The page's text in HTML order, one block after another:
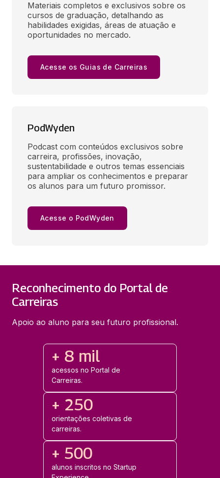
Materiais completos e exclusivos sobre os
cursos de graduação, detalhando as
habilidades exigidas, áreas de atuação e
oportunidades no mercado.
Acesse os Guias de Carreiras
PodWyden
Podcast com conteúdos exclusivos sobre
carreira, profissões, inovação,
sustentabilidade e outros temas essenciais
para ampliar os conhecimentos e preparar
os alunos para um futuro promissor.
Acesse o PodWyden
Reconhecimento do Portal de
Carreiras
Apoio ao aluno para seu futuro profissional.
+ 8 mil
acessos no Portal de
Carreiras.
+ 250
orientações coletivas de
carreiras.
+ 500
alunos inscritos no Startup